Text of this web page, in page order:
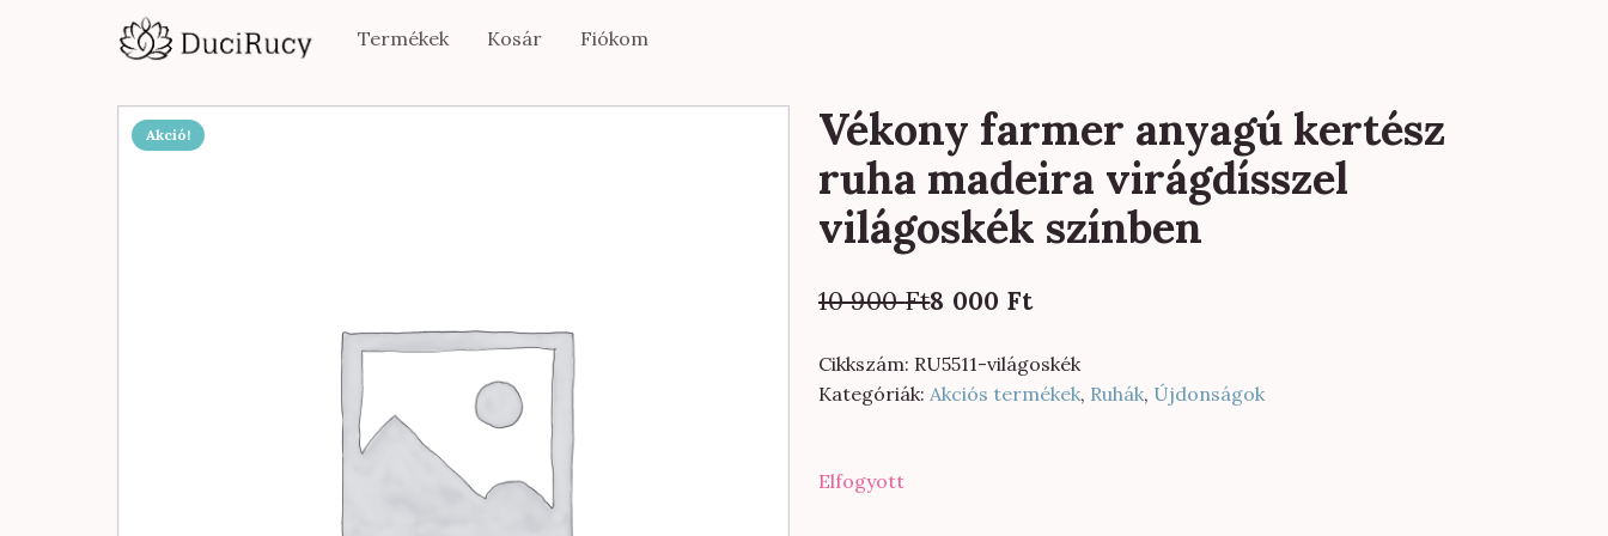
Termékek Kosár Fiókom
Akció!
Vékony farmer anyagú kertész
ruha madeira virágdísszel
világoskék színben
10 900Ft
Original
was:
10
8 000 Ft
Current
is:
8
Cikkszám: RU5511-világoskék
Kategóriák: Akciós termékek, Ruhák, Újdonságok
Elfogyott